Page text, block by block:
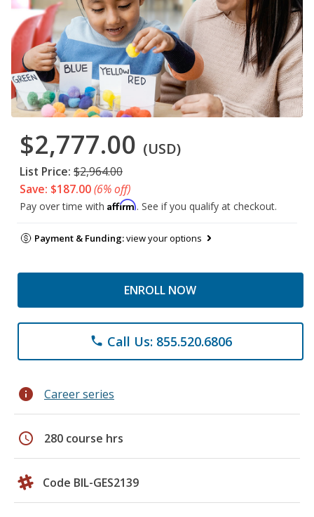
$2,777.00 (USD)
List Price: $2,964.00
Save: $187.00(6% off)
Pay over time with Affirm. See if you qualify at checkout.
Payment & Funding:view your options
ENROLL NOW
phone Call Us: 855.520.6806
info Career series
schedule 280 course hrs
Code BIL-GES2139